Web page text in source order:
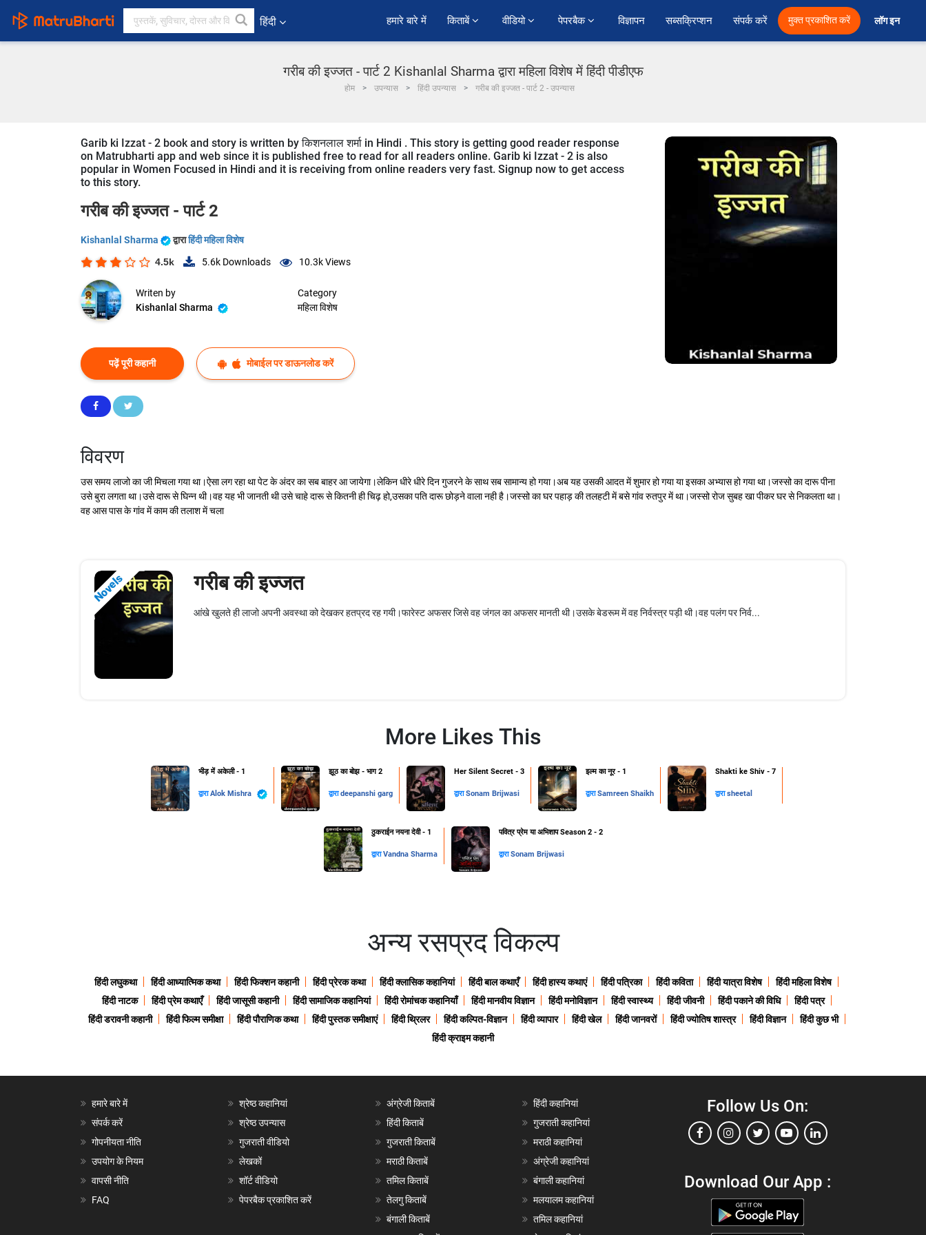
हिंदी हमारे बारे में किताबें वीडियो पेपरबैक विज्ञापन सब्सक्रिप्शन संपर्क करें मुक्त प्रकाशित करें लॉग इन
गरीब की इज्जत - पार्ट 2 Kishanlal Sharma द्वारा महिला विशेष में हिंदी पीडीएफ
होम उपन्यास हिंदी उपन्यास गरीब की इज्जत - पार्ट 2 - उपन्यास
Garib ki Izzat - 2 book and story is written by किशनलाल शर्मा in Hindi . This story is getting good reader response
on Matrubharti app and web since it is published free to read for all readers online. Garib ki Izzat - 2 is also
popular in Women Focused in Hindi and it is receiving from online readers very fast. Signup now to get access
to this story.
गरीब की इज्जत - पार्ट 2
Kishanlal Sharma द्वाराहिंदी महिला विशेष
4.5k 5.6k Downloads 10.3kViews
Writen by
Kishanlal Sharma
Category
महिला विशेष
पढ़ें पूरी कहानी मोबाईल पर डाऊनलोड करें
विवरण
उस समय लाजो का जी मिचला गया था।ऐसा लग रहा था पेट के अंदर का सब बाहर आ जायेगा।लेकिन धीरे धीरे दिन गुजरने के साथ सब सामान्य हो गया।अब यह उसकी आदत में शुमार हो गया या इसका अभ्यास हो गया था।जस्सो का दारू पीना
उसे बुरा लगता था।उसे दारू से घिन्न थी।वह यह भी जानती थी उसे चाहे दारू से कितनी ही चिढ़ हो,उसका पति दारू छोड़ने वाला नही है।जस्सो का घर पहाड़ की तलहटी में बसे गांव रुतपुर में था।जस्सो रोज सुबह खा पीकर घर से निकलता था।
वह आस पास के गांव में काम की तलाश में चला
Novels गरीब की इज्जत
आंखे खुलते ही लाजो अपनी अवस्था को देखकर हतप्रद रह गयी।फारेस्ट अफसर जिसे वह जंगल का अफसर मानती थी।उसके बेडरूम में वह निर्वस्त्र पड़ी थी।वह पलंग पर निर्व...
More Likes This
भीड़ में अकेली - 1
द्वाराAlok Mishra
झूठ का बोझ - भाग 2
द्वाराdeepanshi garg
Her Silent Secret - 3
द्वाराSonam Brijwasi
इल्म का नूर - 1
द्वाराSamreen Shaikh
Shakti ke Shiv - 7
द्वाराsheetal
ठुकराईन नयना देवी - 1
द्वाराVandna Sharma
पवित्र प्रेम या अभिशाप Season 2 - 2
द्वाराSonam Brijwasi
अन्य रसप्रद विकल्प
हिंदी लघुकथा हिंदी आध्यात्मिक कथा हिंदी फिक्शन कहानी हिंदी प्रेरक कथा हिंदी क्लासिक कहानियां हिंदी बाल कथाएँ हिंदी हास्य कथाएं हिंदी पत्रिका हिंदी कविता हिंदी यात्रा विशेष
हिंदी महिला विशेष
हिंदी नाटक
हिंदी प्रेम कथाएँ हिंदी जासूसी कहानी हिंदी सामाजिक कहानियां हिंदी रोमांचक कहानियाँ हिंदी मानवीय विज्ञान हिंदी मनोविज्ञान हिंदी स्वास्थ्य हिंदी जीवनी हिंदी पकाने की विधि
हिंदी पत्र
हिंदी डरावनी कहानी
हिंदी फिल्म समीक्षा हिंदी पौराणिक कथा हिंदी पुस्तक समीक्षाएं हिंदी थ्रिलर हिंदी कल्पित-विज्ञान हिंदी व्यापार हिंदी खेल हिंदी जानवरों हिंदी ज्योतिष शास्त्र हिंदी विज्ञान
हिंदी कुछ भी
हिंदी क्राइम कहानी
हमारे बारे में
संपर्क करें
गोपनीयता नीति
उपयोग के नियम
वापसी नीति
FAQ
श्रेष्ठ कहानियां
श्रेष्ठ उपन्यास
गुजराती वीडियो
लेखकों
शॉर्ट वीडियो
पेपरबैक प्रकाशित करें
अंग्रेजी किताबें
हिंदी किताबें
गुजराती किताबें
मराठी किताबें
तमिल किताबें
तेलगु किताबें
बंगाली किताबें
हिंदी कहानियां
गुजराती कहानियां
मराठी कहानियां
अंग्रेजी कहानियां
बंगाली कहानियां
मलयालम कहानियां
तमिल कहानियां
Follow Us On:
Download Our App :